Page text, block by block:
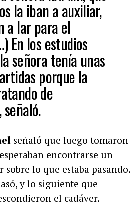
la iban a auxiliar,
a lar para el
En los estudios
señora tenía unas
porque la
de
señaló que luego tomaron
encontrarse un
lo que estaba pasando.
y lo siguiente que
el cadáver.